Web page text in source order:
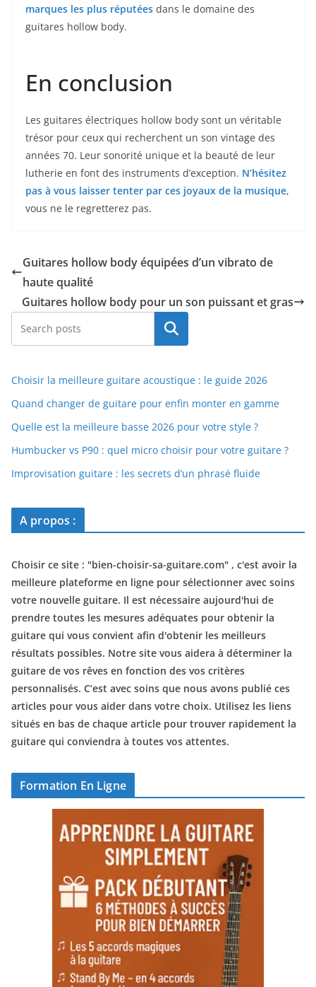
marques les plus réputées dans le‌ domaine des
guitares‌ hollow body.
En conclusion
Les guitares électriques hollow body sont un véritable
trésor pour ceux ⁤qui recherchent un ⁢son vintage des
années 70. Leur sonorité unique et la beauté ‍de leur
lutherie en font des instruments⁤ d’exception. N’hésitez⁤
pas à vous laisser tenter par ces joyaux de⁢ la musique,
vous ne le regretterez ⁣pas.
Guitares hollow body équipées d’un vibrato de
haute qualité
Guitares hollow body pour un son puissant et gras
Rechercher
Choisir la meilleure guitare acoustique : le guide 2026
Quand changer de guitare pour enfin monter en gamme
Quelle est la meilleure basse 2026 pour votre style ?
Humbucker vs P90 : quel micro choisir pour votre guitare ?
Improvisation guitare : les secrets d’un phrasé fluide
A propos :
Choisir ce site : "bien-choisir-sa-guitare.com" , c'est avoir la
meilleure plateforme en ligne pour sélectionner avec soins
votre nouvelle guitare. Il est nécessaire aujourd'hui de
prendre toutes les mesures adéquates pour obtenir la
guitare qui vous convient afin d'obtenir les meilleurs
résultats possibles. Notre site vous aidera à déterminer la
guitare de vos rêves en fonction des vos critères
personnalisés. C’est avec soins que nous avons publié ces
articles pour vous aider dans votre choix. Utilisez les liens
situés en bas de chaque article pour trouver rapidement la
guitare qui conviendra à toutes vos attentes.
Formation En Ligne